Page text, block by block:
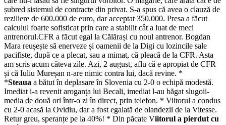
șubred sistemul de contracte din privat. S-a spus că avea o clauză de
reziliere de 600.000 de euro, dar acceptat 350.000. Presa a făcut
calculul foarte sofisticat prin care a stabilit cât a luat de meci
antrenorul.CFR a făcut egal la Călărași cu noul antrenor. Bogdan
Mara reușește să enerveze și oamenii de la Digi cu lozincile sale
pacifiste, după ce a plecat, sau a mimat, că pleacă de la CFR. Asta
am scris acum câteva zile. Azi, 2 august, aflu că e apropiat de CFR
și că Iuliu Mureșan n-are nimic contra lui, dacă revine. *
*Steaua a bătut în deplasare în Slovenia cu 2-0 o echipă modestă.
Imediat i-a revenit aroganța lui Becali, imediat l-au băgat slugoii-
media de două ori într-o zi în direct, prin telefon. * Viitorul a condus
cu 2-0 acasă la Ovidiu, dar a fost egalată de olandezii de la Vitesse.
Retur greu, speranțe pe la 40%! * Din păcate Viitorul a pierdut cu